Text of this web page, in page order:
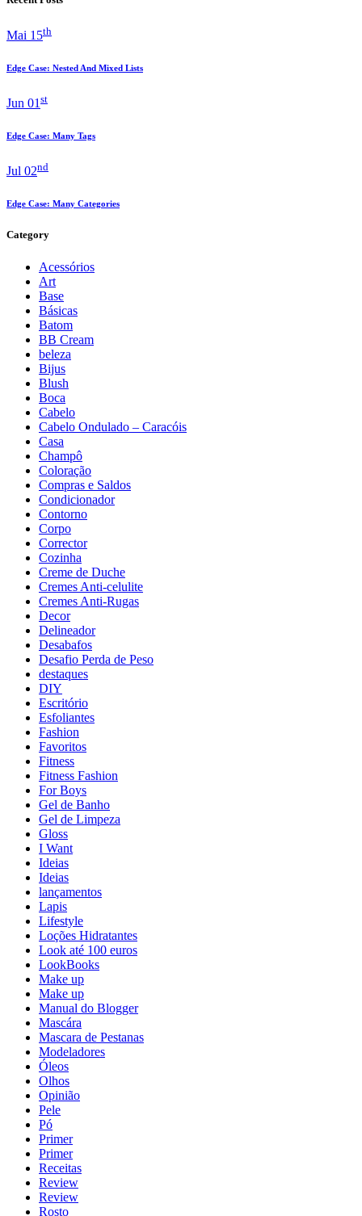
Mai 15th
Edge Case: Nested And Mixed Lists
Jun 01 st
Edge Case: Many Tags
Jul 02nd
Edge Case: Many Categories
Category
Acessórios
Art
Base
Básicas
Batom
BB Cream
beleza
Bijus
Blush
Boca
Cabelo
Cabelo Ondulado – Caracóis
Casa
Champô
Coloração
Compras e Saldos
Condicionador
Contorno
Corpo
Corrector
Cozinha
Creme de Duche
Cremes Anti-celulite
Cremes Anti-Rugas
Decor
Delineador
Desabafos
Desafio Perda de Peso
destaques
DIY
Escritório
Esfoliantes
Fashion
Favoritos
Fitness
Fitness Fashion
For Boys
Gel de Banho
Gel de Limpeza
Gloss
I Want
Ideias
Ideias
lançamentos
Lapis
Lifestyle
Loções Hidratantes
Look até 100 euros
LookBooks
Make up
Make up
Manual do Blogger
Mascára
Mascara de Pestanas
Modeladores
Óleos
Olhos
Opinião
Pele
Pó
Primer
Primer
Receitas
Review
Review
Rosto